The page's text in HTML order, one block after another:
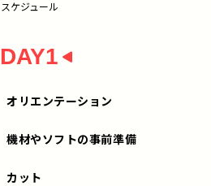
スケジュール
DAY1
オリエンテーション
機材やソフトの事前準備
カット